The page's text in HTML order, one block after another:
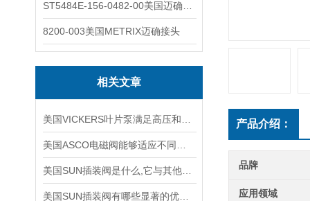
8200-003美国METRIX迈确接头
相关文章
产品介绍：
品牌
应用领域